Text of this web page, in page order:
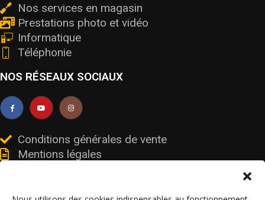
Nos services en magasin
Prestations photo et vidéo
Informatique
Téléphonie
NOS RÉSEAUX SOCIAUX
Conditions générales de vente
Mentions légales